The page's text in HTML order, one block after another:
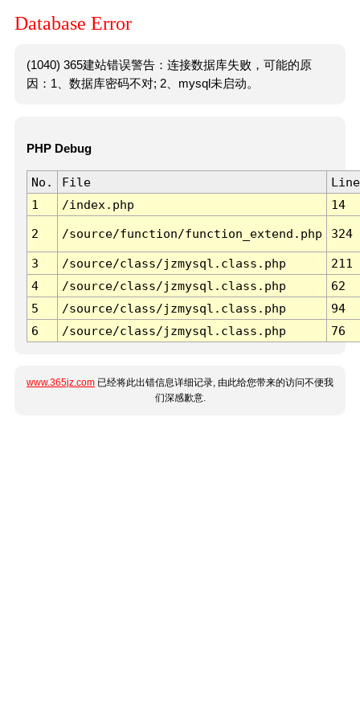
Database Error
(1040) 365建站错误警告：连接数据库失败，可能的原
因：1、数据库密码不对; 2、mysql未启动。
PHP Debug
No. File
Line
1
/index.php 14
2 /source/function/function_extend.php 324
3 /source/class/jzmysql.class.php
211
4
/source/class/jzmysql.class.php
62
5
/source/class/jzmysql.class.php
94
6
/source/class/jzmysql.class.php 76
www.365jz.com 已经将此出错信息详细记录, 由此给您带来的访问不便我
们深感歉意.